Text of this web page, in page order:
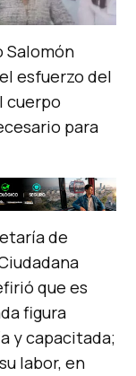
Salomón
esfuerzo del
cuerpo
para
de
que es
figura
y capacitada;
labor, en